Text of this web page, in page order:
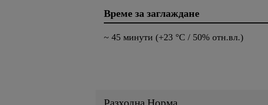
Време за заглаждане
~ 45 минути (+23 °C / 50% отн.вл.)